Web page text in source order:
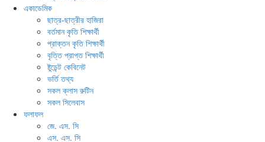
একাডেমিক
ছাত্র-ছাত্রীর হাজিরা
বর্তমান কৃতি শিক্ষার্থী
প্রাক্তন কৃতি শিক্ষার্থী
বৃত্তি প্রাপ্ত শিক্ষার্থী
ষ্টুডেন্ট কেবিনেট
ভর্তি তথ্য
সকল ক্লাস রুটিন
সকল সিলেবাস
ফলাফল
জে. এস. সি
এস. এস. সি